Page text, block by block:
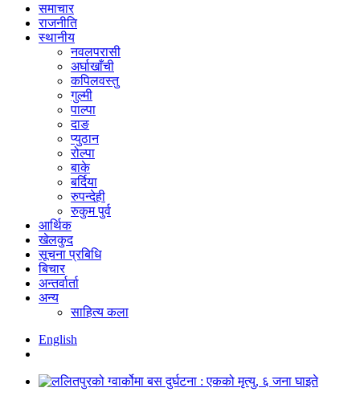
समाचार
राजनीति
स्थानीय
नवलपरासी
अर्घाखाँची
कपिलवस्तु
गुल्मी
पाल्पा
दाङ
प्युठान
रोल्पा
बाके
बर्दिया
रुपन्देही
रुकुम पुर्व
आर्थिक
खेलकुद
सूचना प्रबिधि
बिचार
अन्तर्वार्ता
अन्य
साहित्य कला
English